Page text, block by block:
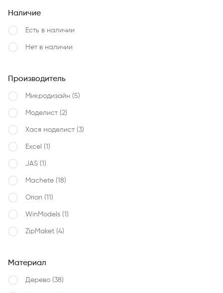
Наличие
Есть в наличии
Нет в наличии
Производитель
Микродизайн (5)
Моделист (2)
Хася моделист (3)
Excel (1)
JAS (1)
Machete (18)
Orion (11)
WinModels (1)
ZipMaket (4)
Материал
Дерево (38)